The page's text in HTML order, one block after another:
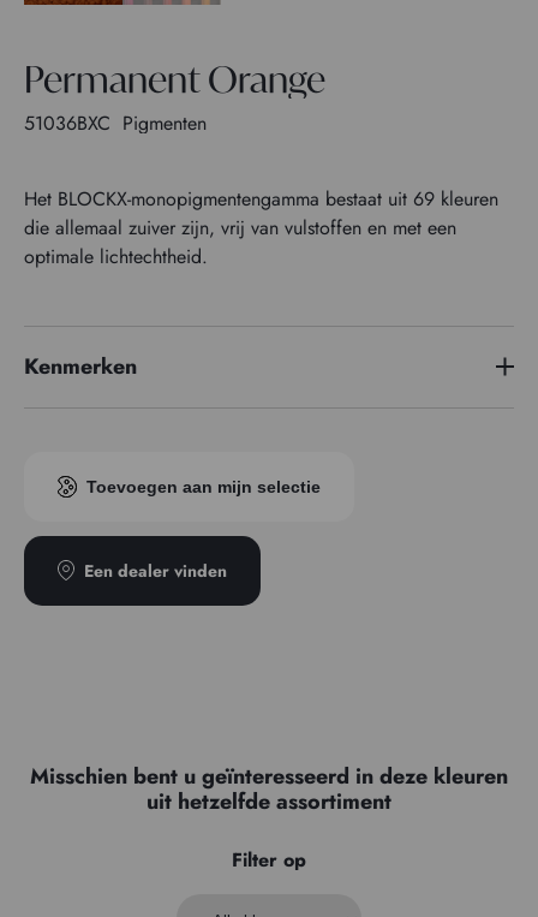
Permanent Orange
51036BXC Pigmenten
Het BLOCKX-monopigmentengamma bestaat uit 69 kleuren
die allemaal zuiver zijn, vrij van vulstoffen en met een
optimale lichtechtheid.
Kenmerken
Toevoegen aan mijn selectie
Een dealer vinden
Misschien bent u geïnteresseerd in deze kleuren
uit hetzelfde assortiment
Filter op